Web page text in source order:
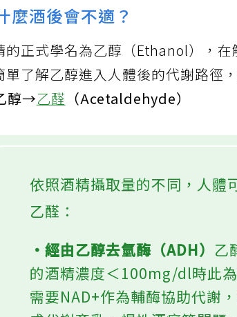
麼酒後會不適？
的正式學名為乙醇（Ethanol），
單了解乙醇進入人體後的代謝路徑
醇→乙醛 （Acetaldehyde）
依照酒精攝取量的不同，人體
乙醛：
‧經由乙醇去氫酶（ADH）乙
的酒精濃度＜100mg/dl時此
需要NAD+作為輔酶協助代謝